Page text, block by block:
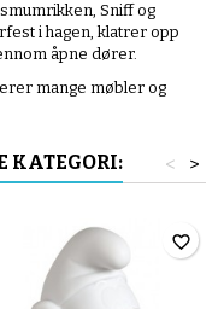
Sniff og
i hagen, klatrer opp
åpne dører.
mange møbler og
KATEGORI: >
<
favorite_border